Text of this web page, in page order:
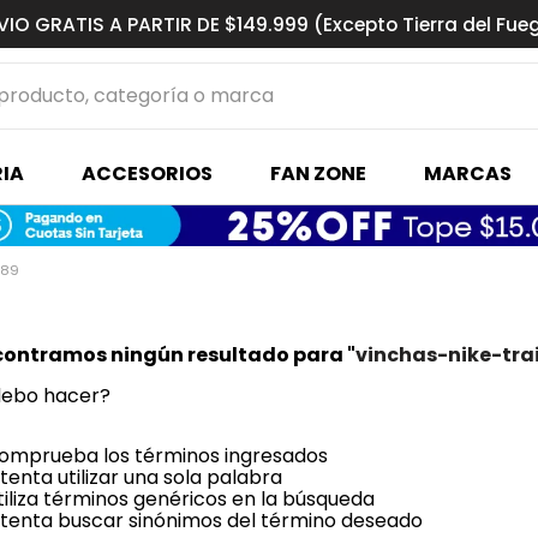
GRATIS A PARTIR DE $149.999 (Excepto Tierra del
categoría o marca
ACCESORIOS FAN ZONE MARCAS
ningún resultado para "vinchas-nike-
hacer?
los términos ingresados
utilizar una sola palabra
términos genéricos en la búsqueda
buscar sinónimos del término deseado